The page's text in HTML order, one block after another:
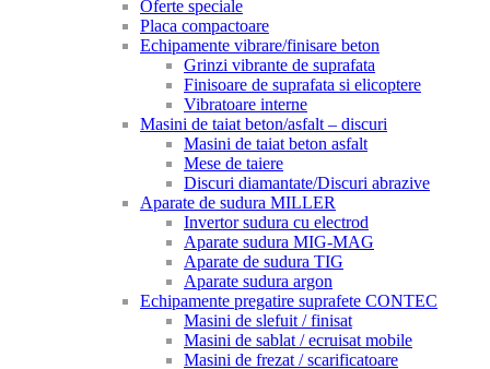
Oferte speciale
Placa compactoare
Echipamente vibrare/finisare beton
Grinzi vibrante de suprafata
Finisoare de suprafata si elicoptere
Vibratoare interne
Masini de taiat beton/asfalt – discuri
Masini de taiat beton asfalt
Mese de taiere
Discuri diamantate/Discuri abrazive
Aparate de sudura MILLER
Invertor sudura cu electrod
Aparate sudura MIG-MAG
Aparate de sudura TIG
Aparate sudura argon
Echipamente pregatire suprafete CONTEC
Masini de slefuit / finisat
Masini de sablat / ecruisat mobile
Masini de frezat / scarificatoare